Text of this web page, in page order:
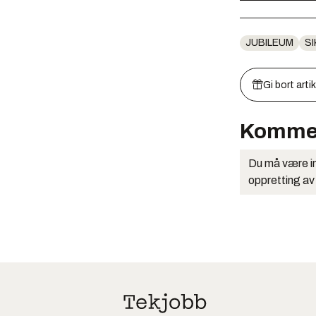
JUBILEUM
Gi bort
Du må være
oppretting av